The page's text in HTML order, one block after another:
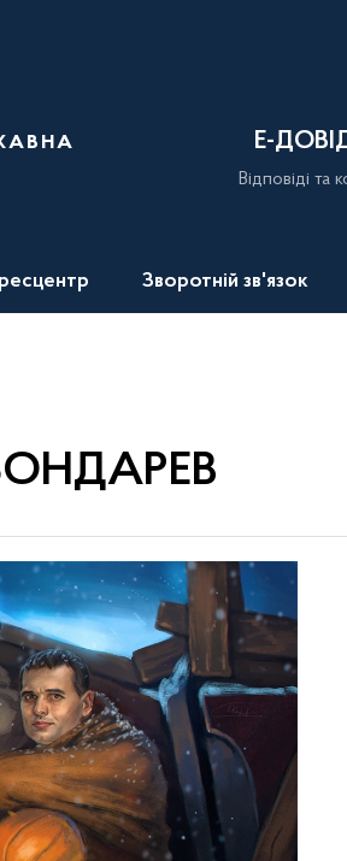
Е-
Відповіді та
Зворотній зв'язок
БОНДАРЕВ